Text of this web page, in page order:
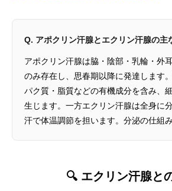
Q. アポクリン汗腺とエクリン汗腺の主
アポクリン汗腺は脇・陰部・乳輪・外
のみ存在し、思春期以降に発達します
パク質・脂質などの有機成分を含み、
生じます。一方エクリン汗腺は全身に
汗で体温調節を担います。分泌の仕組
🔍 エクリン汗腺と